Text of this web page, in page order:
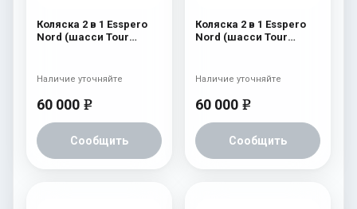
Коляска 2 в 1 Esspero
Nord (шасси Tour
60 000 e
Сообщить
Наличие уточняйте
Коляска 2 в 1 Esspero
Nord (шасси Tour
60 000 e
Сообщить
Наличие уточняйте